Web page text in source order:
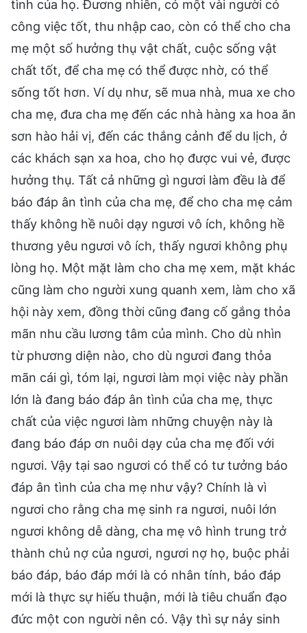
tình của họ. Đương nhiên, có một vài người có
công việc tốt, thu nhập cao, còn có thể cho cha
mẹ một số hưởng thụ vật chất, cuộc sống vật
chất tốt, để cha mẹ có thể được nhờ, có thể
sống tốt hơn. Ví dụ như, sẽ mua nhà, mua xe cho
cha mẹ, đưa cha mẹ đến các nhà hàng xa hoa ăn
sơn hào hải vị, đến các thắng cảnh để du lịch, ở
các khách sạn xa hoa, cho họ được vui vẻ, được
hưởng thụ. Tất cả những gì ngươi làm đều là để
báo đáp ân tình của cha mẹ, để cho cha mẹ cảm
thấy không hề nuôi dạy ngươi vô ích, không hề
thương yêu ngươi vô ích, thấy ngươi không phụ
lòng họ. Một mặt làm cho cha mẹ xem, mặt khác
cũng làm cho người xung quanh xem, làm cho xã
hội này xem, đồng thời cũng đang cố gắng thỏa
mãn nhu cầu lương tâm của mình. Cho dù nhìn
từ phương diện nào, cho dù ngươi đang thỏa
mãn cái gì, tóm lại, ngươi làm mọi việc này phần
lớn là đang báo đáp ân tình của cha mẹ, thực
chất của việc ngươi làm những chuyện này là
đang báo đáp ơn nuôi dạy của cha mẹ đối với
ngươi. Vậy tại sao ngươi có thể có tư tưởng báo
đáp ân tình của cha mẹ như vậy? Chính là vì
ngươi cho rằng cha mẹ sinh ra ngươi, nuôi lớn
ngươi không dễ dàng, cha mẹ vô hình trung trở
thành chủ nợ của ngươi, ngươi nợ họ, buộc phải
báo đáp, báo đáp mới là có nhân tính, báo đáp
mới là thực sự hiếu thuận, mới là tiêu chuẩn đạo
đức một con người nên có. Vậy thì sự nảy sinh